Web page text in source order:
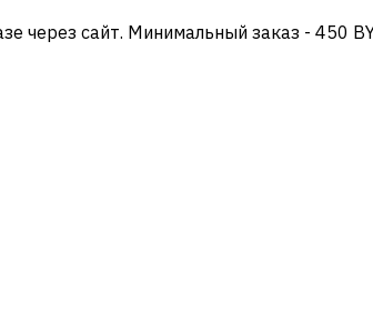
через сайт. Минимальный заказ - 450